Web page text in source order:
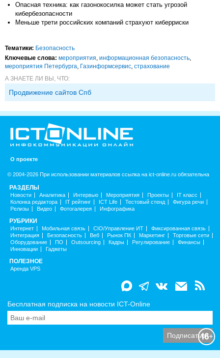
Опасная техника: как газонокосилка может стать угрозой
кибербезопасности
Меньше трети российских компаний страхуют киберриски
Тематики: Безопасность
Ключевые слова: мероприятия, информационная безопасность,
мероприятия Петербурга, Газинформсервис, страхование
А ЗНАЕТЕ ЛИ ВЫ, ЧТО:
Продвижение сайтов Спб
О проекте
© 2004-2026 При использовании материалов ссылка на ict-online.ru обязательна
РАЗДЕЛЫ
Новости Аналитика Интервью Мероприятия Проекты
IT класс
Колонка редактора
IT рейтинг ICT Life Тестовый стенд
Фигура речи
Релизы
Видео Фотогалерея Инфографика
РУБРИКИ
Интернет Мобильная связь CIO/Управление ИТ
Фиксированная связь
Интеграция
Безопасность Веб Рынок ПК Маркетинг
Торговые сети
Оборудование
ПО Outsourcing Кадры Регулирование
Финансы
Инновации
Гаджеты
ПОЛЕЗНОЕ
Аренда VPS
Бесплатная подписка на новости ICT-Online